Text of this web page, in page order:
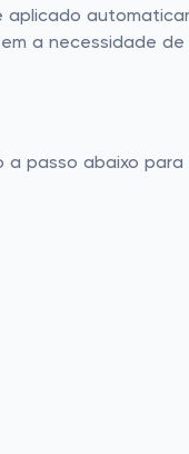
a necessidade
a passo abaixo para